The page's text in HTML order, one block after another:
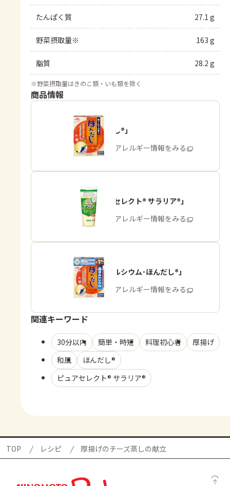
たんぱく質 27.1 g
野菜摂取量※ 163 g
脂質 28.2 g
※野菜摂取量はきのこ類・いも類を除く
商品情報
「ほんだし®」
商品・アレルギー情報をみる
「ピュアセレクト® サラリア®」
商品・アレルギー情報をみる
「毎日カルシウム･ほんだし®」
商品・アレルギー情報をみる
関連キーワード
30分以内 簡単・時短 料理初心者
厚揚げ
和風
ほんだし®
ピュアセレクト® サラリア®
TOP レシピ 厚揚げのチーズ蒸しの献立